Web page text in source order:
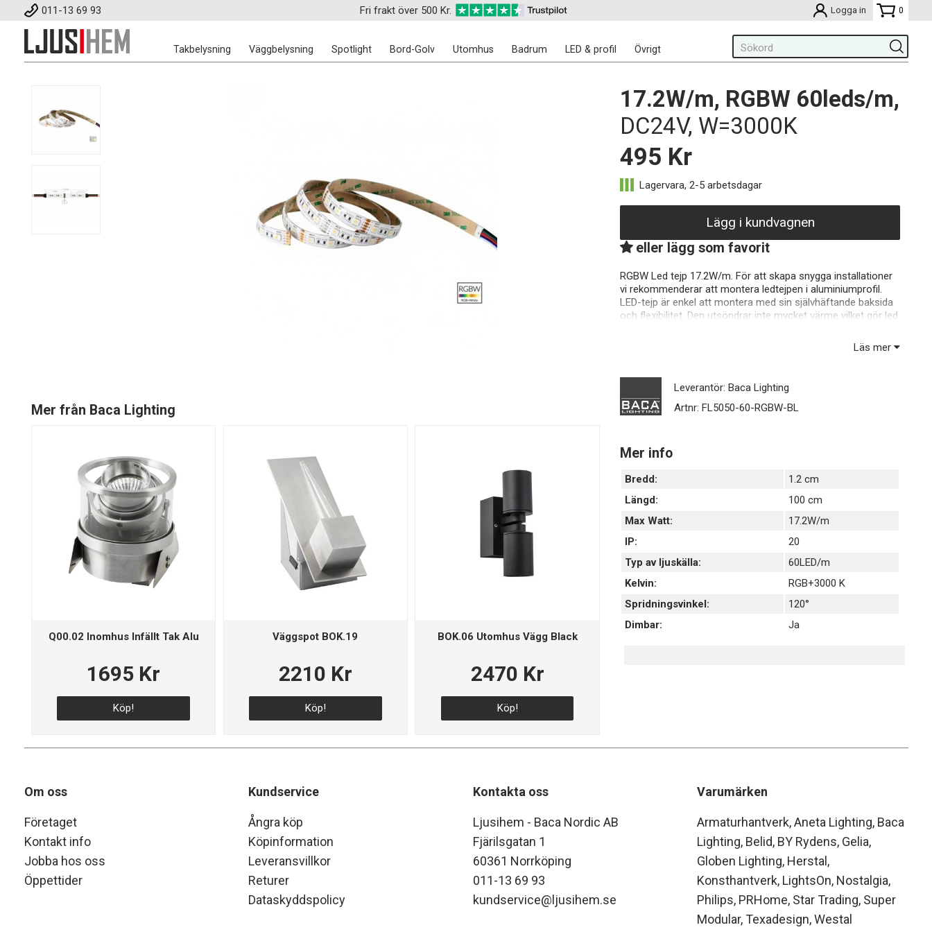
011-13 69 93 Fri frakt över 500 Kr. Logga in 0
Takbelysning Väggbelysning Spotlight Bord-Golv Utomhus Badrum LED & profil Övrigt
Mer från Baca Lighting
Q00.02 Inomhus Infällt Tak Alu
1695 Kr
Köp!
Väggspot BOK.19
2210 Kr
Köp!
BOK.06 Utomhus Vägg Black
2470 Kr
Köp!
17.2W/m, RGBW 60leds/m,
DC24V, W=3000K
495 Kr
Lägg i kundvagnen
eller lägg som favorit
RGBW Led tejp 17.2W/m. För att skapa snygga installationer
vi rekommenderar att montera ledtejpen i aluminiumprofil.
LED-tejp är enkel att montera med sin självhäftande baksida
och flexibilitet. Den utsöndrar inte mycket värme vilket gör led
så lite plats som möjligt. Alla våra LED-tejp är dimbara och
Läs mer
Leverantör:Baca Lighting
Artnr:FL5050-60-RGBW-BL
Mer info
Bredd:
1.2 cm
Längd:
100 cm
Max Watt:
17.2W/m
IP:
20
Typ av ljuskälla:
60LED/m
Kelvin:
RGB+3000 K
Spridningsvinkel:
120°
Dimbar:
Ja
Om oss
Företaget
Kontakt info
Jobba hos oss
Öppettider
Kundservice
Ångra köp
Köpinformation
Leveransvillkor
Returer
Dataskyddspolicy
Kontakta oss
Ljusihem - Baca Nordic AB
Fjärilsgatan 1
60361 Norrköping
011-13 69 93
kundservice@ljusihem.se
Varumärken
Armaturhantverk Aneta Lighting Baca
Lighting Belid BY Rydens Gelia
Globen Lighting Herstal
Konsthantverk LightsOn Nostalgia
Philips PRHome Star Trading Super
Modular Texadesign Westal